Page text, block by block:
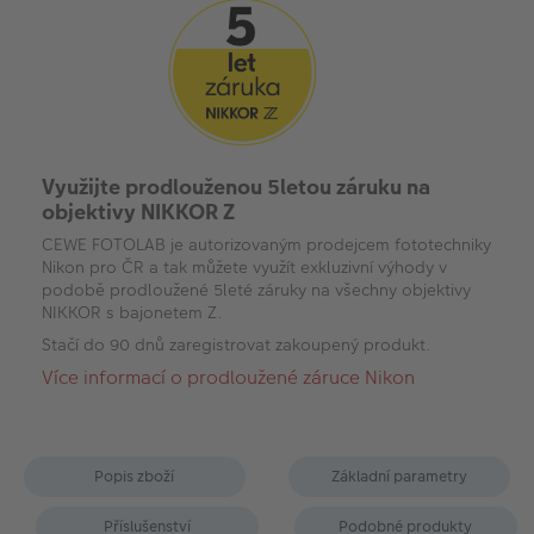
Využijte prodlouženou 5letou záruku na
objektivy NIKKOR Z
CEWE FOTOLAB je autorizovaným prodejcem fototechniky
Nikon pro ČR a tak můžete využít exkluzivní výhody v
podobě prodloužené 5leté záruky na všechny objektivy
NIKKOR s bajonetem Z.
Stačí do 90 dnů zaregistrovat zakoupený produkt.
Více informací o prodloužené záruce Nikon
Popis zboží Základní parametry
Příslušenství Podobné produkty